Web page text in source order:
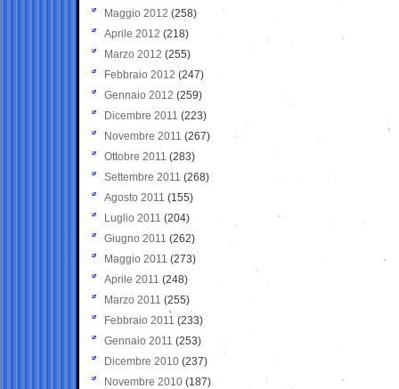
Maggio 2012 (258)
Aprile 2012 (218)
Marzo 2012 (255)
Febbraio 2012 (247)
Gennaio 2012 (259)
Dicembre 2011 (223)
Novembre 2011 (267)
Ottobre 2011 (283)
Settembre 2011 (268)
Agosto 2011 (155)
Luglio 2011 (204)
Giugno 2011 (262)
Maggio 2011 (273)
Aprile 2011 (248)
Marzo 2011 (255)
Febbraio 2011 (233)
Gennaio 2011 (253)
Dicembre 2010 (237)
Novembre 2010 (187)